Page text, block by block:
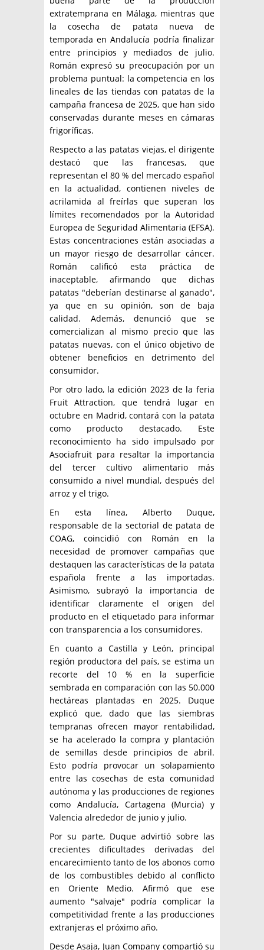
extratemprana en Málaga, mientras que
la cosecha de patata nueva de
temporada en Andalucía podría finalizar
entre principios y mediados de julio.
Román expresó su preocupación por un
problema puntual: la competencia en los
lineales de las tiendas con patatas de la
campaña francesa de 2025, que han sido
conservadas durante meses en cámaras
frigoríficas.
Respecto a las patatas viejas, el dirigente
destacó que las francesas, que
representan el 80 % del mercado español
en la actualidad, contienen niveles de
acrilamida al freírlas que superan los
límites recomendados por la Autoridad
Europea de Seguridad Alimentaria (EFSA).
Estas concentraciones están asociadas a
un mayor riesgo de desarrollar cáncer.
Román calificó esta práctica de
inaceptable, afirmando que dichas
patatas "deberían destinarse al ganado",
ya que en su opinión, son de baja
calidad. Además, denunció que se
comercializan al mismo precio que las
patatas nuevas, con el único objetivo de
obtener beneficios en detrimento del
consumidor.
Por otro lado, la edición 2023 de la feria
Fruit Attraction, que tendrá lugar en
octubre en Madrid, contará con la patata
como producto destacado. Este
reconocimiento ha sido impulsado por
Asociafruit para resaltar la importancia
del tercer cultivo alimentario más
consumido a nivel mundial, después del
arroz y el trigo.
En esta línea, Alberto Duque,
responsable de la sectorial de patata de
COAG, coincidió con Román en la
necesidad de promover campañas que
destaquen las características de la patata
española frente a las importadas.
Asimismo, subrayó la importancia de
identificar claramente el origen del
producto en el etiquetado para informar
con transparencia a los consumidores.
En cuanto a Castilla y León, principal
región productora del país, se estima un
recorte del 10 % en la superficie
sembrada en comparación con las 50.000
hectáreas plantadas en 2025. Duque
explicó que, dado que las siembras
tempranas ofrecen mayor rentabilidad,
se ha acelerado la compra y plantación
de semillas desde principios de abril.
Esto podría provocar un solapamiento
entre las cosechas de esta comunidad
autónoma y las producciones de regiones
como Andalucía, Cartagena (Murcia) y
Valencia alrededor de junio y julio.
Por su parte, Duque advirtió sobre las
crecientes dificultades derivadas del
encarecimiento tanto de los abonos como
de los combustibles debido al conflicto
en Oriente Medio. Afirmó que ese
aumento "salvaje" podría complicar la
competitividad frente a las producciones
extranjeras el próximo año.
Desde Asaja, Juan Company compartió su